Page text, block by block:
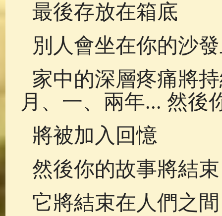
最後存放在箱底
別人會坐在你的沙
家中的深層疼痛將
月、一、兩年... 然後
將被加入回憶
然後你的故事將結束
它將結束在人們之間